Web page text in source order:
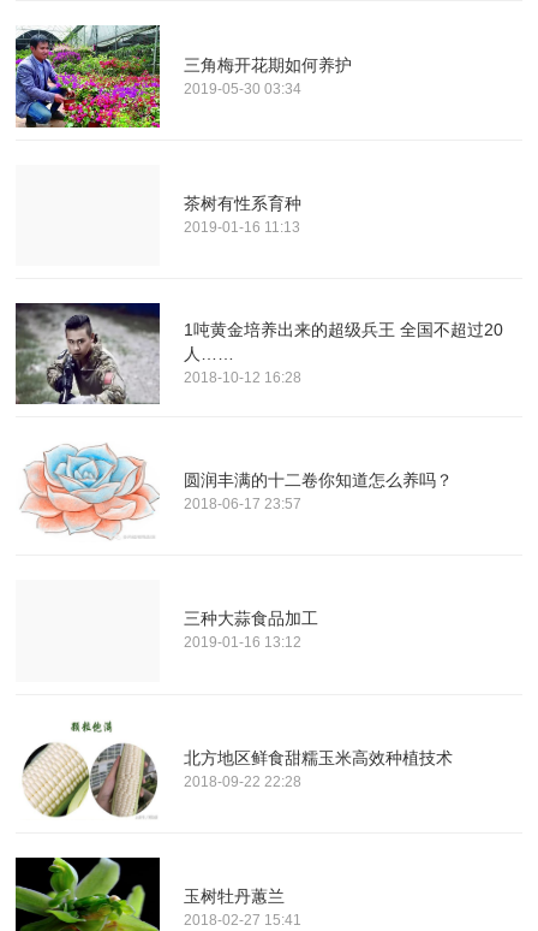
三角梅开花期如何养护
2019-05-30 03:34
茶树有性系育种
2019-01-16 11:13
1吨黄金培养出来的超级兵王 全国不超过20
人……
2018-10-12 16:28
圆润丰满的十二卷你知道怎么养吗？
2018-06-17 23:57
三种大蒜食品加工
2019-01-16 13:12
北方地区鲜食甜糯玉米高效种植技术
2018-09-22 22:28
玉树牡丹蕙兰
2018-02-27 15:41